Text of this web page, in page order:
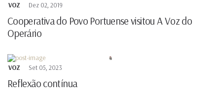
VOZ Dez 02, 2019
Cooperativa do Povo Portuense visitou A Voz do
Operário
VOZ Set 05, 2023
Reflexão contínua